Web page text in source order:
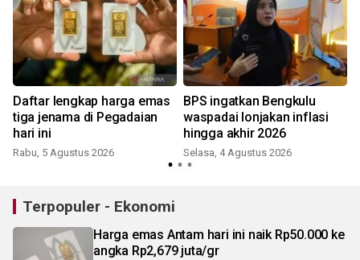
Daftar lengkap harga emas
tiga jenama di Pegadaian
hari ini
Rabu, 5 Agustus 2026
BPS ingatkan Bengkulu
waspadai lonjakan inflasi
hingga akhir 2026
Selasa, 4 Agustus 2026
Terpopuler - Ekonomi
Harga emas Antam hari ini naik Rp50.000 ke
angka Rp2,679 juta/gr